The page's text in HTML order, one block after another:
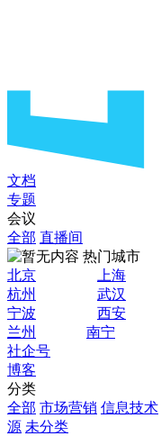
文档
专题
会议
全部 直播间
热门城市
北京
上海
杭州
武汉
宁波
西安
兰州
南宁
社企号
博客
分类
全部 市场营销 信息技术
源 未分类